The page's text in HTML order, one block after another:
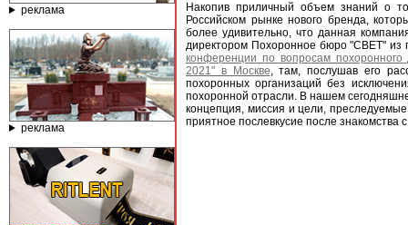
реклама
реклама
Накопив приличный объем знаний о
Российском рынке нового бренда,
более удивительно, что данная
директором Похоронное бюро "СВЕТ" из
конференции по вопросам похоронного
2021" в Москве, там, послушав его
похоронных организаций без
похоронной отрасли. В нашем
концепция, миссия и цели,
приятное послевкусие после